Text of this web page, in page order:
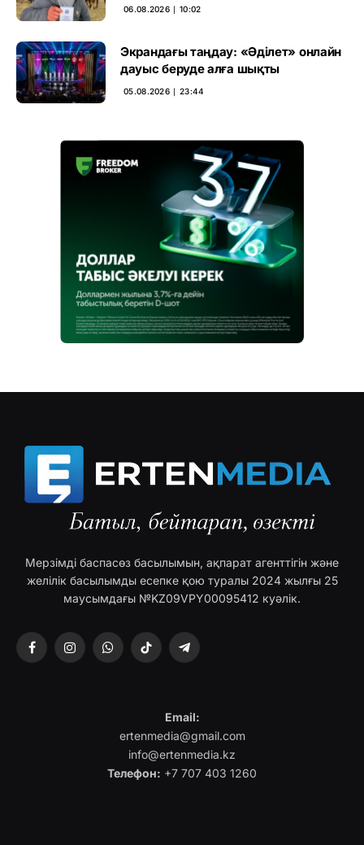
үкімді бұзды
06.08.2026 ∣ 10:02
Экрандағы таңдау: «Әділет» онлайн
дауыс беруде алға шықты
05.08.2026 ∣ 23:44
Мерзімді баспасөз басылымын, ақпарат агенттігін және
желілік басылымды есепке қою туралы 2024 жылғы 25
маусымдағы №KZ09VPY00095412 куәлік.
FacebookInstagramWhatsAppTikTok Telegram
Email:
ertenmedia@gmail.com
info@ertenmedia.kz
Телефон: +7 707 403 1260